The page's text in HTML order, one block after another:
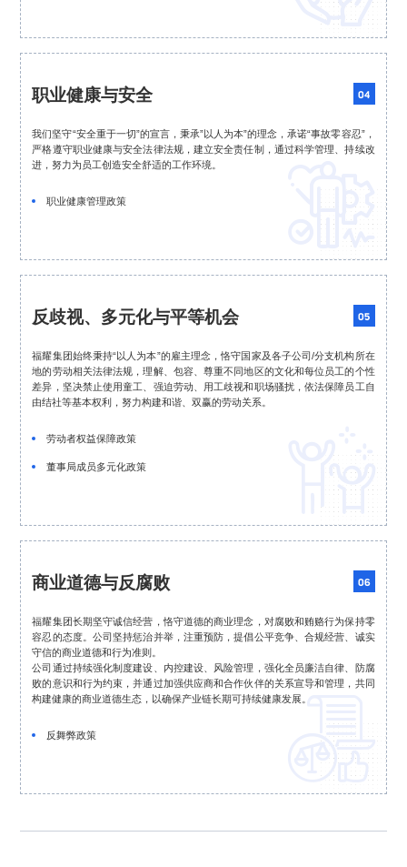

职业健康与安全 04
我们坚守“安全重于一切”的宣言，秉承”以人为本”的理念，承诺“事故零容忍”，
严格遵守职业健康与安全法律法规，建立安全责任制，通过科学管理、持续改
进，努力为员工创造安全舒适的工作环境。
职业健康管理政策

反歧视、多元化与平等机会 05
福耀集团始终秉持“以人为本”的雇主理念，恪守国家及各子公司/分支机构所在
地的劳动相关法律法规，理解、包容、尊重不同地区的文化和每位员工的个性
差异，坚决禁止使用童工、强迫劳动、用工歧视和职场骚扰，依法保障员工自
由结社等基本权利，努力构建和谐、双赢的劳动关系。
劳动者权益保障政策
董事局成员多元化政策

商业道德与反腐败 06
福耀集团长期坚守诚信经营，恪守道德的商业理念，对腐败和贿赂行为保持零
容忍的态度。公司坚持惩治并举，注重预防，提倡公平竞争、合规经营、诚实
守信的商业道德和行为准则。
公司通过持续强化制度建设、内控建设、风险管理，强化全员廉洁自律、防腐
败的意识和行为约束，并通过加强供应商和合作伙伴的关系宣导和管理，共同
构建健康的商业道德生态，以确保产业链长期可持续健康发展。
反舞弊政策